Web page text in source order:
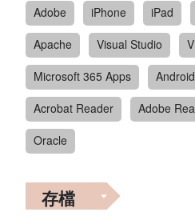
Adobe
iPhone iPad
Apache
Visual Studio
Microsoft 365 Apps
Android
Acrobat Reader
Adobe
Oracle
存檔